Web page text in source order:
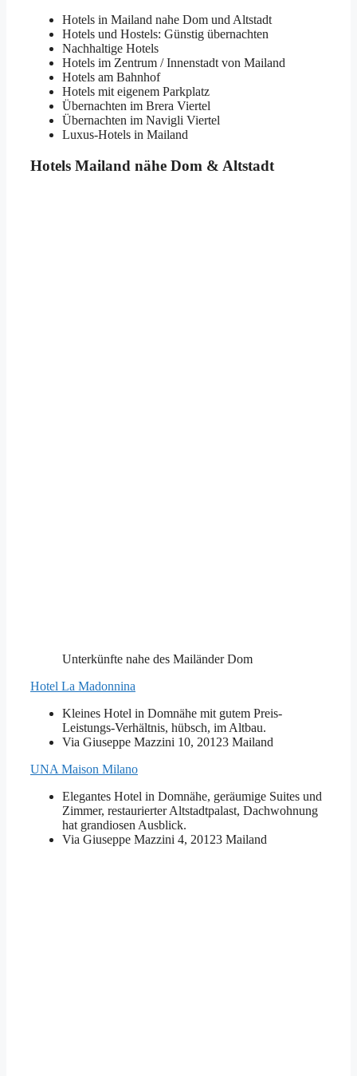
Hotels in Mailand nahe Dom und Altstadt
Hotels und Hostels: Günstig übernachten
Nachhaltige Hotels
Hotels im Zentrum / Innenstadt von Mailand
Hotels am Bahnhof
Hotels mit eigenem Parkplatz
Übernachten im Brera Viertel
Übernachten im Navigli Viertel
Luxus-Hotels in Mailand
Hotels Mailand nähe Dom & Altstadt
Unterkünfte nahe des Mailänder Dom
Hotel La Madonnina
Kleines Hotel in Domnähe mit gutem Preis-
Leistungs-Verhältnis, hübsch, im Altbau.
Via Giuseppe Mazzini 10, 20123 Mailand
UNA Maison Milano
Elegantes Hotel in Domnähe, geräumige Suites und
Zimmer, restaurierter Altstadtpalast, Dachwohnung
hat grandiosen Ausblick.
Via Giuseppe Mazzini 4, 20123 Mailand